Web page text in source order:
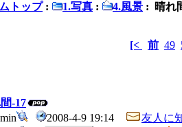
トップ: 1.写真 : 4.風景 : 晴れ
[< 前 49
-17
2008-4-9 19:14
友人に